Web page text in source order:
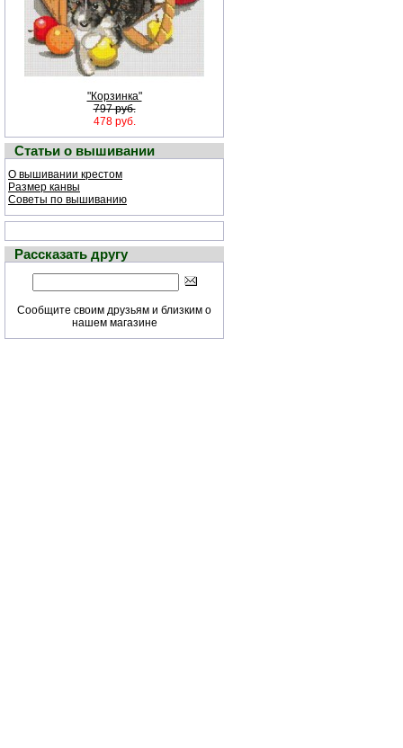
"Корзинка"
797 руб.
478 руб.
Статьи о вышивании
О вышивании крестом
Размер канвы
Советы по вышиванию
Рассказать другу
Сообщите своим друзьям и близким о
нашем магазине